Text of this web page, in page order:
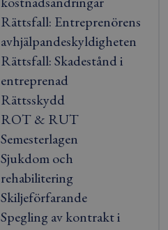
Rättsfall: Entreprenörens
avhjälpandeskyldigheten
Rättsfall: Skadestånd i
entreprenad
Rättsskydd
ROT & RUT
Semesterlagen
Sjukdom och
rehabilitering
Skiljeförfarande
Spegling av kontrakt i